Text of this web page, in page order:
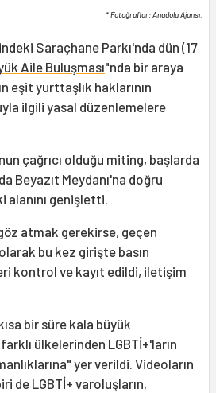
* Fotoğraflar: Anadolu Ajansı.
Saraçhane Parkı'nda dün (17
Aile Buluşması"nda bir araya
eşit yurttaşlık haklarının
ilgili yasal düzenlemelere
çağrıcı olduğu miting, başlarda
Beyazıt Meydanı'na doğru
alanını genişletti.
atmak gerekirse, geçen
bu kez girişte basın
kontrol ve kayıt edildi, iletişim
bir süre kala büyük
ülkelerinden LGBTİ+'ların
yer verildi. Videoların
de LGBTİ+ varoluşların,